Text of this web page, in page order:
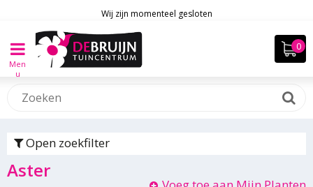
Men
u
Wij zijn momenteel gesloten
Open zoekfilter
Aster